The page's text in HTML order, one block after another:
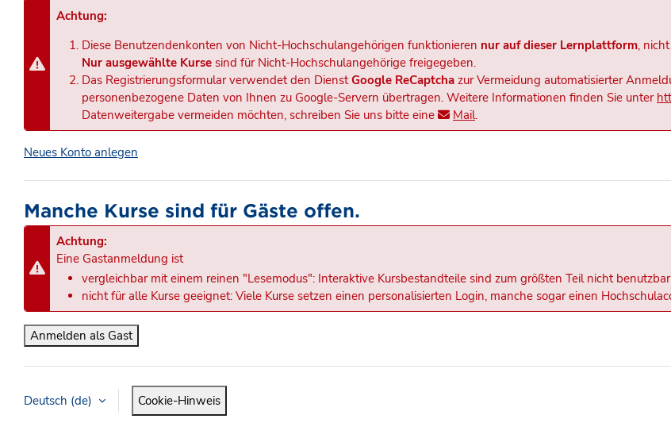
Achtung:
Diese Benutzendenkonten von Nicht-Hochschulangehörigen funktionieren nur auf dieser Lernplattform,
Nur ausgewählte Kurse sind für Nicht-Hochschulangehörige freigegeben.
Das Registrierungsformular verwendet den DienstGoogle ReCaptcha zur Vermeidung automatisierter
personenbezogene Daten von Ihnen zu Google-Servern übertragen. Weitere Informationen finden Sie unter
Datenweitergabe vermeiden möchten, schreiben Sie uns bitte eine
Mail.
Neues Konto anlegen
Manche Kurse sind für Gäste offen.
Achtung:
Eine Gastanmeldung ist
vergleichbar mit einem reinen "Lesemodus": Interaktive Kursbestandteile sind zum größten Teil nicht
nicht für alle Kurse geeignet: Viele Kurse setzen einen personalisierten Login, manche sogar einen
Anmelden als Gast
Deutsch ‎(de)‎ Cookie-Hinweis